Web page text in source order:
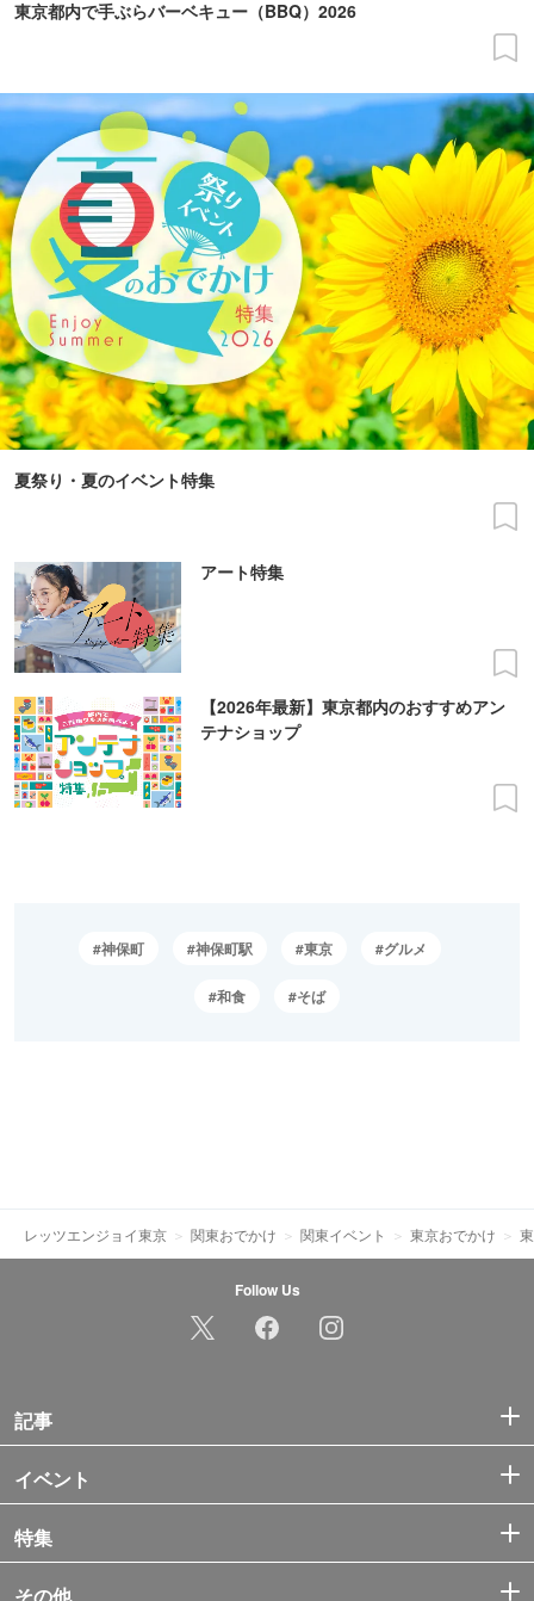
東京都内で手ぶらバーベキュー（BBQ）2026
夏祭り・夏のイベント特集
アート特集
【2026年最新】東京都内のおすすめアン
テナショップ
神保町 神保町駅 東京 グルメ
和食 そば
レッツエンジョイ東京 関東おでかけ 関東イベント 東京おでかけ
Follow Us
記事
イベント
特集